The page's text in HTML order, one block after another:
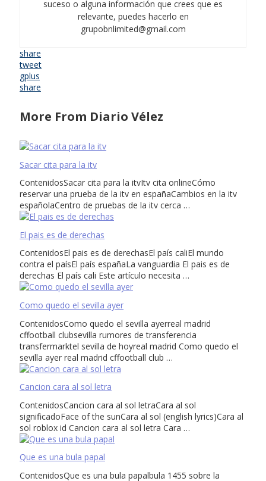
suceso o alguna información que crees que es
relevante, puedes hacerlo en
grupobnlimited@gmail.com
share
tweet
gplus
share
More From Diario Vélez
Sacar cita para la itv
ContenidosSacar cita para la itvItv cita onlineCómo
reservar una prueba de la itv en españaCambios en la itv
españolaCentro de pruebas de la itv cerca …
El pais es de derechas
ContenidosEl pais es de derechasEl país caliEl mundo
contra el paísEl país españaLa vanguardia El pais es de
derechas El país cali Este artículo necesita …
Como quedo el sevilla ayer
ContenidosComo quedo el sevilla ayerreal madrid
cffootball clubsevilla rumores de transferencia
transfermarktel sevilla de hoyreal madrid Como quedo el
sevilla ayer real madrid cffootball club …
Cancion cara al sol letra
ContenidosCancion cara al sol letraCara al sol
significadoFace of the sunCara al sol (english lyrics)Cara al
sol roblox id Cancion cara al sol letra Cara …
Que es una bula papal
ContenidosQue es una bula papalbula 1455 sobre la